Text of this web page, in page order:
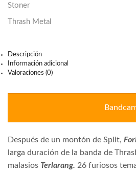
Stoner
Thrash Metal
Descripción
Información adicional
Valoraciones (0)
Después de un montón de Split,
larga duración de la banda de
malasios Terlarang. 26 furiosos